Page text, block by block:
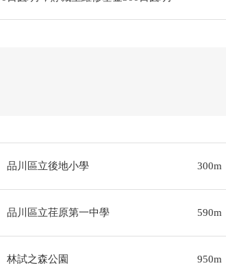
品川區立後地小學 300m
品川區立荏原第一中學 590m
林試之森公園 950m